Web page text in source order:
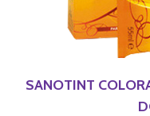
SANOTINT